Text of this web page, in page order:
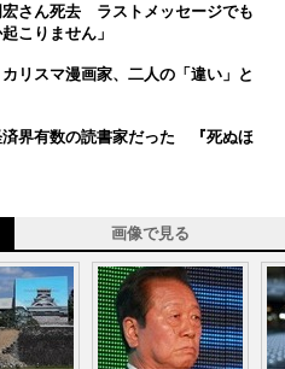
さん死去 ラストメッセージでも
こりません」
リスマ漫画家、二人の「違い」と
界有数の読書家だった 『死ぬほ
画像で見る